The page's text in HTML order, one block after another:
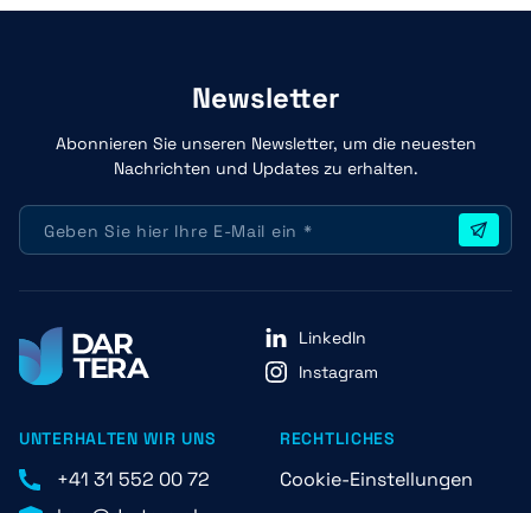
Newsletter
Abonnieren Sie unseren Newsletter, um die neuesten
Nachrichten und Updates zu erhalten.
LinkedIn
Instagram
UNTERHALTEN WIR UNS
+41 31 552 00 72
RECHTLICHES
Cookie-Einstellungen